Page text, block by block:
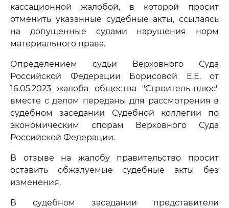
кассационной жалобой, в которой просит
отменить указанные судебные акты, ссылаясь
на допущенные судами нарушения норм
материального права.
Определением судьи Верховного Суда
Российской Федерации Борисовой Е.Е. от
16.05.2023 жалоба общества "Строитель-плюс"
вместе с делом переданы для рассмотрения в
судебном заседании Судебной коллегии по
экономическим спорам Верховного Суда
Российской Федерации.
В отзыве на жалобу правительство просит
оставить обжалуемые судебные акты без
изменения.
В судебном заседании представители